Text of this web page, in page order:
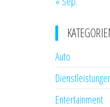
Auto
Entertainment